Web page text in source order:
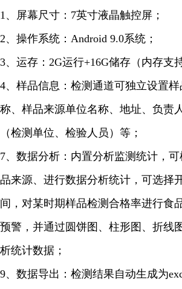
1、屏幕尺寸：7英寸液晶触控屏；
2、操作系统：Android 9.0系统；
3、运存：2G运行+16G储存（内存支
4、样品信息：检测通道可独立设置
称、样品来源单位名称、地址、负责
（检测单位、检验人员）等；
7、数据分析：内置分析监测统计，
品来源、进行数据分析统计，可选择
间，对某时期样品检测合格率进行食
预警，并通过圆饼图、柱形图、折线
析统计数据；
9、数据导出：检测结果自动生成为